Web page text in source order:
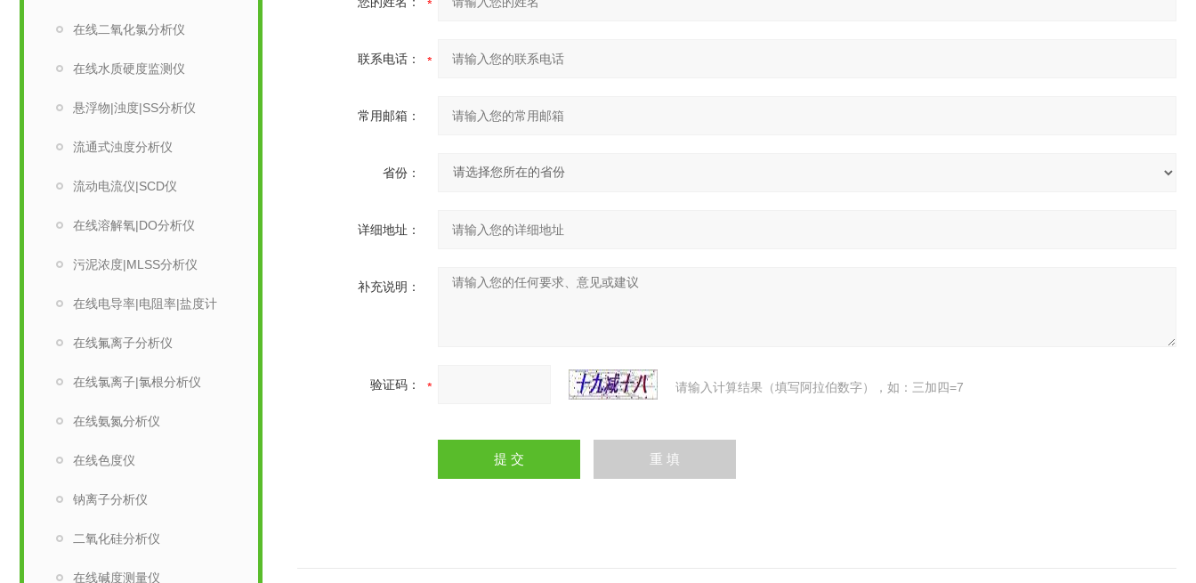
在线二氧化氯分析仪
在线水质硬度监测仪
悬浮物|浊度|SS分析仪
流通式浊度分析仪
流动电流仪|SCD仪
在线溶解氧|DO分析仪
污泥浓度|MLSS分析仪
在线电导率|电阻率|盐度计
在线氟离子分析仪
在线氯离子|氯根分析仪
在线氨氮分析仪
在线色度仪
钠离子分析仪
二氧化硅分析仪
在线碱度测量仪
联系电话：
常用邮箱：
省份：
详细地址：
补充说明：
验证码： 请输入计算结果（填写阿拉伯数字），如：三加四=7